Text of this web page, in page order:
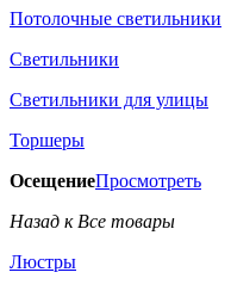
Потолочные светильники
Светильники
Светильники для улицы
Торшеры
ОсещениеПросмотреть
Назад к Все товары
Люстры